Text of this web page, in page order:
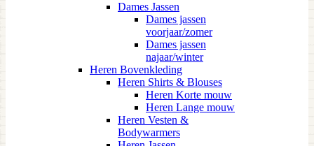
Dames Jassen
Dames jassen
voorjaar/zomer
Dames jassen
najaar/winter
Heren Bovenkleding
Heren Shirts & Blouses
Heren Korte mouw
Heren Lange mouw
Heren Vesten &
Bodywarmers